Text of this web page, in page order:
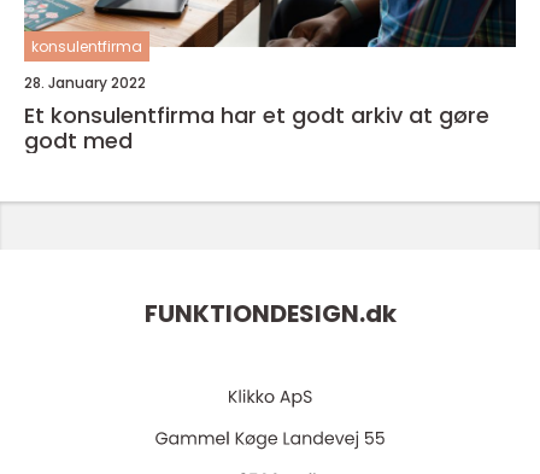
konsulentfirma
28. January 2022
Et konsulentfirma har et godt arkiv at gøre
godt med
FUNKTIONDESIGN.dk